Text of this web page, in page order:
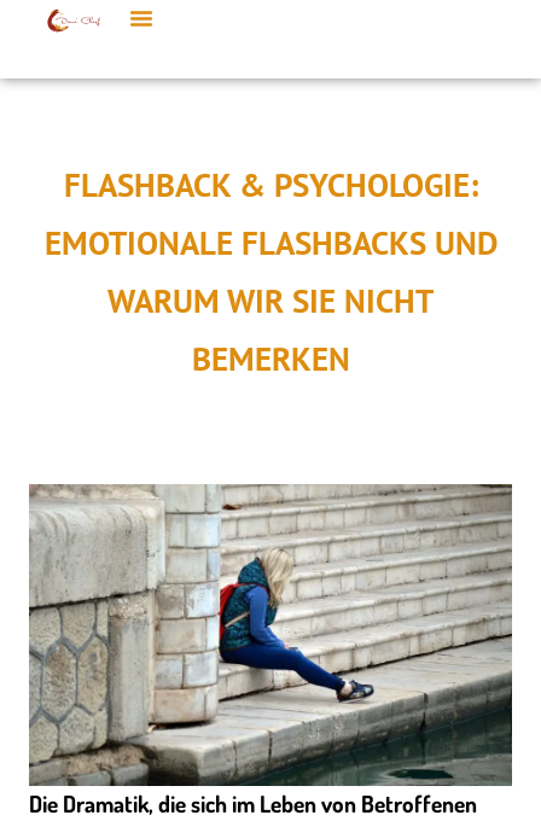
FLASHBACK & PSYCHOLOGIE:
EMOTIONALE FLASHBACKS UND
WARUM WIR SIE NICHT
BEMERKEN
Die Dramatik, die sich im Leben von Betroffenen